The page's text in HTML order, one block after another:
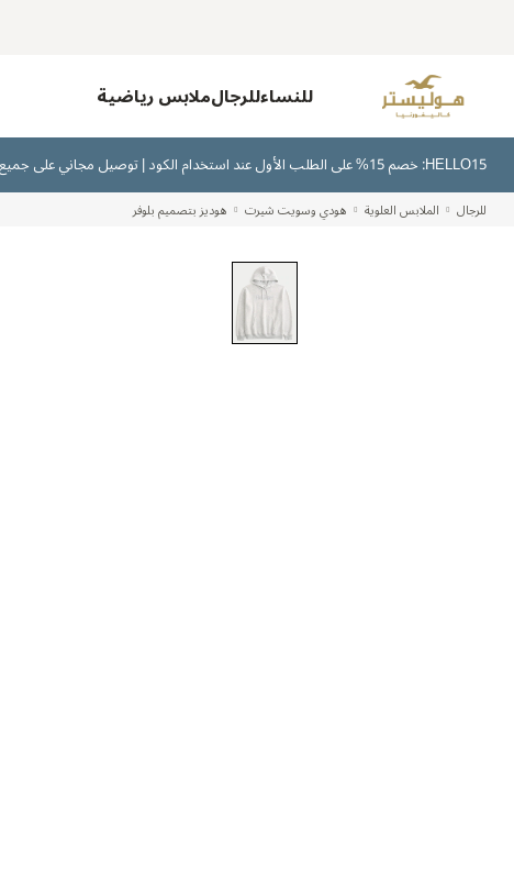
للنساءللرجالملابس رياضية
HELLO15: خصم 15% على الطلب الأول عند استخدام الكود | توصيل مجاني على جميع الطلبات بقيمة 300 ريال سعودي أو أكثر | اشترِ الآن وادفع لاحقًا عبر تابي وتمارا
للرجال الملابس العلوية هودي وسويت شيرت هوديز بتصميم بلوفر